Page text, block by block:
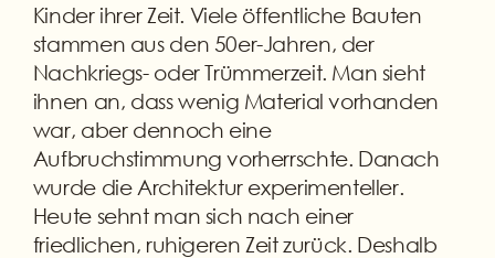
Kinder ihrer Zeit. Viele öffentliche Bauten
stammen aus den 50er-Jahren, der
Nachkriegs- oder Trümmerzeit. Man sieht
ihnen an, dass wenig Material vorhanden
war, aber dennoch eine
Aufbruchstimmung vorherrschte. Danach
wurde die Architektur experimenteller.
Heute sehnt man sich nach einer
friedlichen, ruhigeren Zeit zurück. Deshalb